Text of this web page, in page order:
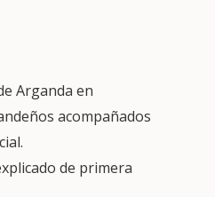
Arganda en
acompañados
de primera